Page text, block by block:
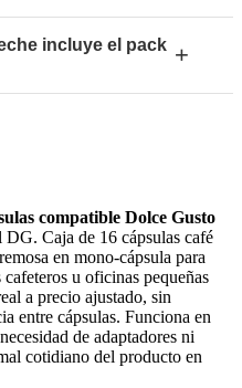
incluye el pack +
compatible Dolce Gusto
Caja de 16 cápsulas café
en mono-cápsula para
u oficinas pequeñas
a precio ajustado, sin
entre cápsulas. Funciona en
de adaptadores ni
cotidiano del producto en